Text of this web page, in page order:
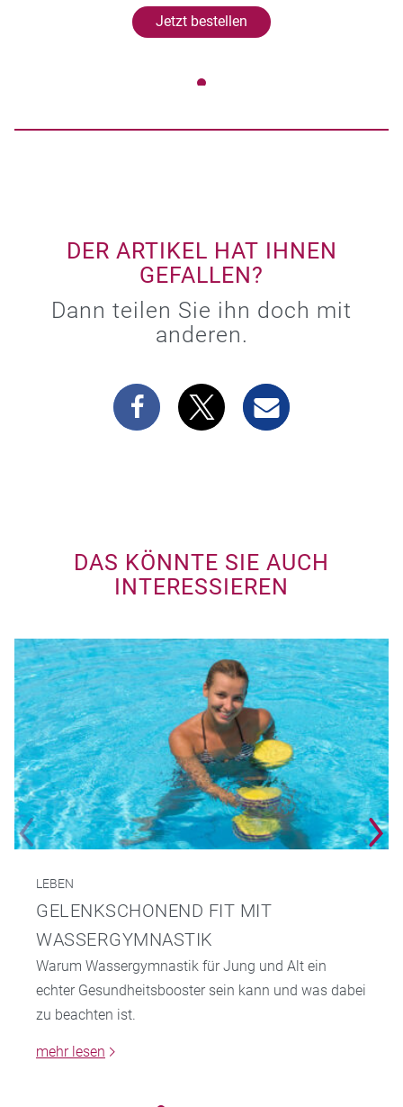
Jetzt bestellen
DER ARTIKEL HAT IHNEN
GEFALLEN?
Dann teilen Sie ihn doch mit
anderen.
DAS KÖNNTE SIE AUCH
INTERESSIEREN
LEBEN
GELENKSCHONEND FIT MIT
WASSERGYMNASTIK
Warum Wassergymnastik für Jung und Alt ein
echter Gesundheitsbooster sein kann und was dabei
zu beachten ist.
mehr lesen